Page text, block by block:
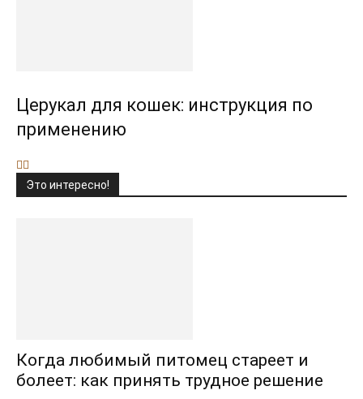
Церукал для кошек: инструкция по
применению
Это интересно!
Когда любимый питомец стареет и
болеет: как принять трудное решение